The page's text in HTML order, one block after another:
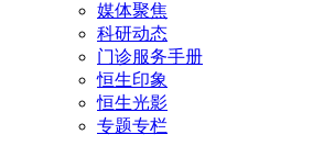
媒体聚焦
科研动态
门诊服务手册
恒生印象
恒生光影
专题专栏